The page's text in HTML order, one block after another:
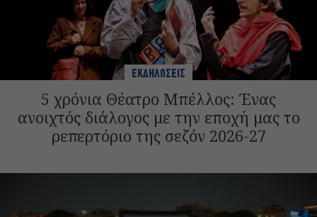
ΕΚΔΗΛΩΣΕΙΣ
5 χρόνια Θέατρο Μπέλλος: Ένας
ανοιχτός διάλογος με την εποχή μας το
ρεπερτόριο της σεζόν 2026-27